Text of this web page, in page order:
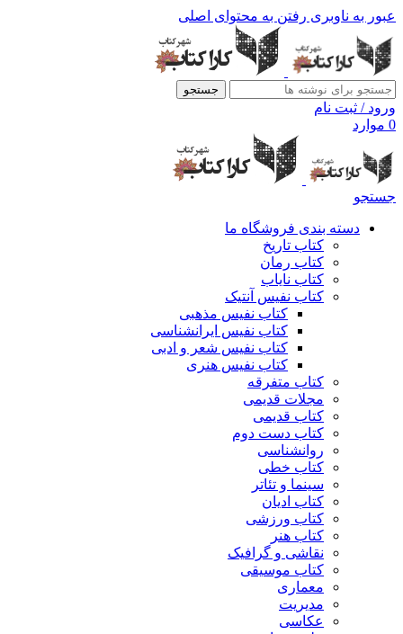
عبور به ناوبری رفتن به محتوای اصلی
جستجو
ورود / ثبت نام
0 موارد
جستجو
دسته بندی فروشگاه ما
کتاب تاریخ
کتاب رمان
کتاب نایاب
کتاب نفیس آنتیک
کتاب نفیس مذهبی
کتاب نفیس ایرانشناسی
کتاب نفیس شعر و ادبی
کتاب نفیس هنری
کتاب متفرقه
مجلات قدیمی
کتاب قدیمی
کتاب دست دوم
روانشناسی
کتاب خطی
سینما و تئاتر
کتاب ادیان
کتاب ورزشی
کتاب هنر
نقاشی و گرافیک
کتاب موسیقی
معماری
مدیریت
عکاسی